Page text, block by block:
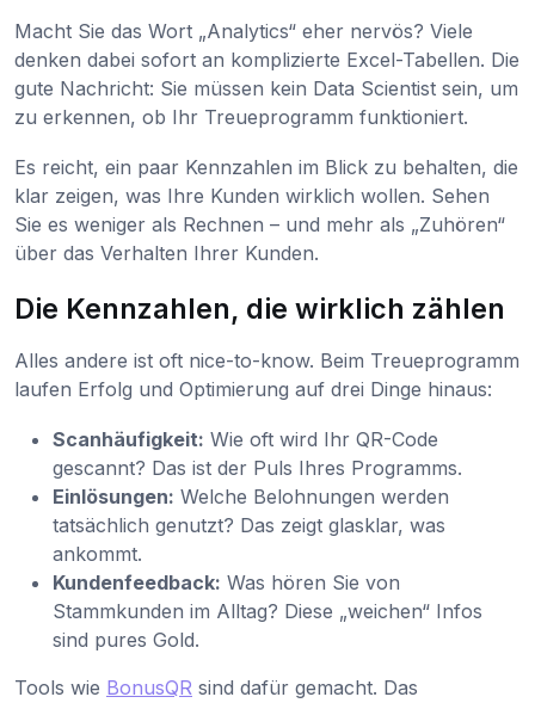
Macht Sie das Wort „Analytics“ eher nervös? Viele
denken dabei sofort an komplizierte Excel-Tabellen. Die
gute Nachricht: Sie müssen kein Data Scientist sein, um
zu erkennen, ob Ihr Treueprogramm funktioniert.
Es reicht, ein paar Kennzahlen im Blick zu behalten, die
klar zeigen, was Ihre Kunden wirklich wollen. Sehen
Sie es weniger als Rechnen – und mehr als „Zuhören“
über das Verhalten Ihrer Kunden.
Die Kennzahlen, die wirklich zählen
Alles andere ist oft nice-to-know. Beim Treueprogramm
laufen Erfolg und Optimierung auf drei Dinge hinaus:
Scanhäufigkeit: Wie oft wird Ihr QR-Code
gescannt? Das ist der Puls Ihres Programms.
Einlösungen: Welche Belohnungen werden
tatsächlich genutzt? Das zeigt glasklar, was
ankommt.
Kundenfeedback: Was hören Sie von
Stammkunden im Alltag? Diese „weichen“ Infos
sind pures Gold.
Tools wie BonusQR sind dafür gemacht. Das